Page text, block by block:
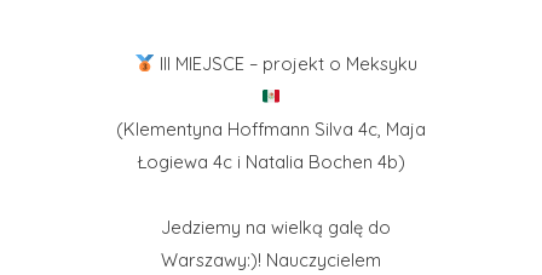
III MIEJSCE – projekt o Meksyku
(Klementyna Hoffmann Silva 4c, Maja
Łogiewa 4c i Natalia Bochen 4b)
Jedziemy na wielką galę do
Warszawy:)! Nauczycielem